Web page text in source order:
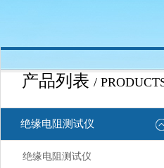
产品列表 /
绝缘电阻测试仪
绝缘电阻测试仪